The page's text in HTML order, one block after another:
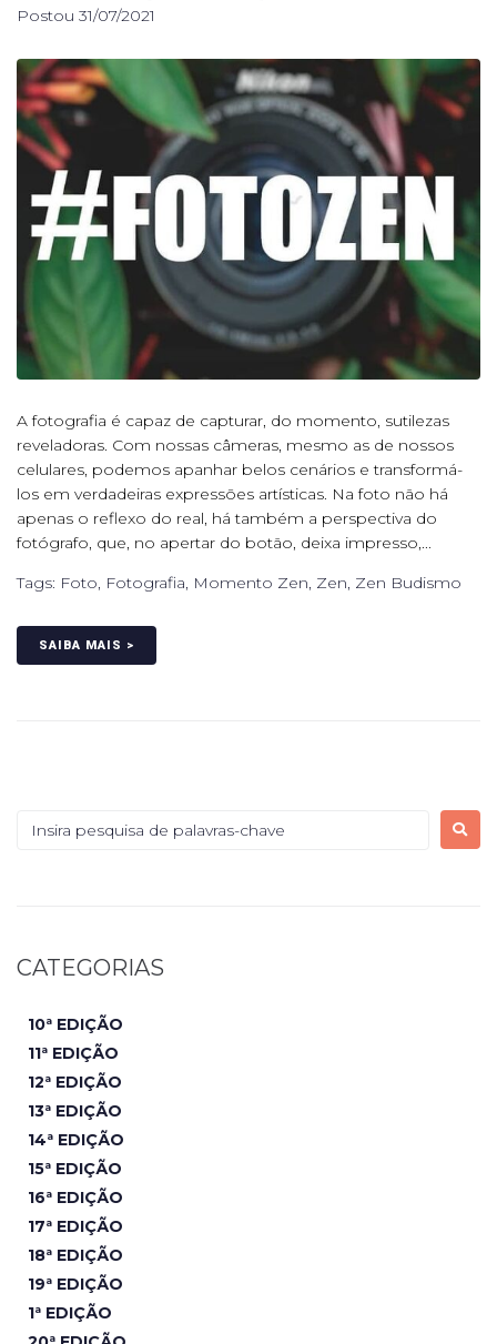
Postou 31/07/2021
A fotografia é capaz de capturar, do momento, sutilezas
reveladoras. Com nossas câmeras, mesmo as de nossos
celulares, podemos apanhar belos cenários e transformá-
los em verdadeiras expressões artísticas. Na foto não há
apenas o reflexo do real, há também a perspectiva do
fotógrafo, que, no apertar do botão, deixa impresso,...
Tags: Foto Fotografia Momento Zen Zen Zen Budismo
SAIBA MAIS >
CATEGORIAS
10ª EDIÇÃO
11ª EDIÇÃO
12ª EDIÇÃO
13ª EDIÇÃO
14ª EDIÇÃO
15ª EDIÇÃO
16ª EDIÇÃO
17ª EDIÇÃO
18ª EDIÇÃO
19ª EDIÇÃO
1ª EDIÇÃO